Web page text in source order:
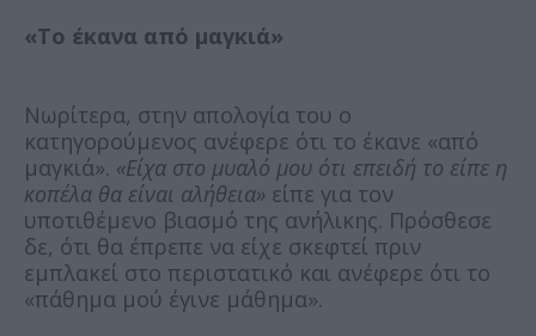
«Το έκανα από μαγκιά»
Νωρίτερα, στην απολογία του ο
κατηγορούμενος ανέφερε ότι το έκανε «από
μαγκιά». «Είχα στο μυαλό μου ότι επειδή το είπε η
κοπέλα θα είναι αλήθεια» είπε για τον
υποτιθέμενο βιασμό της ανήλικης. Πρόσθεσε
δε, ότι θα έπρεπε να είχε σκεφτεί πριν
εμπλακεί στο περιστατικό και ανέφερε ότι το
«πάθημα μού έγινε μάθημα».